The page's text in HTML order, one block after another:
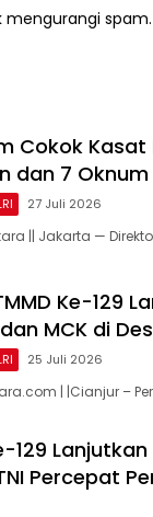
mengurangi spam.
Cokok Kasat
dan 7 Oknum
27 Juli 2026
|| Jakarta —
Ke-129
MCK di
25 Juli 2026
| |Cianjur –
129
Percepat